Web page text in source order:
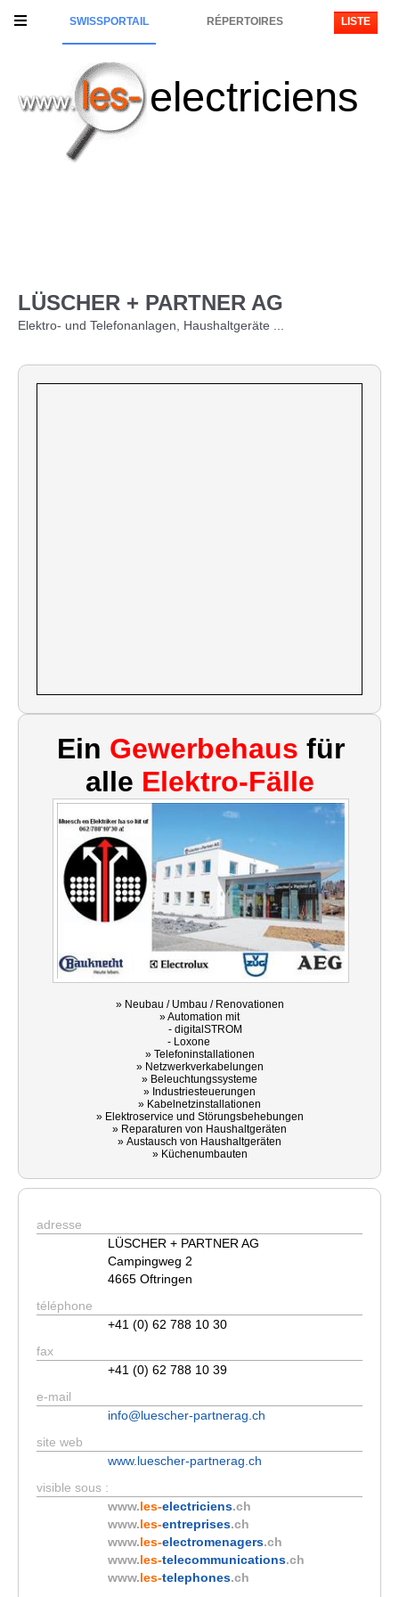
SWISSPORTAIL RÉPERTOIRES LISTE
electriciens
LÜSCHER + PARTNER AG
Elektro- und Telefonanlagen, Haushaltgeräte ...
Ein Gewerbehaus für
alle Elektro-Fälle
» Neubau / Umbau / Renovationen
» Automation mit
- digitalSTROM
- Loxone
» Telefoninstallationen
» Netzwerkverkabelungen
» Beleuchtungssysteme
» Industriesteuerungen
» Kabelnetzinstallationen
» Elektroservice und Störungsbehebungen
» Reparaturen von Haushaltgeräten
» Austausch von Haushaltgeräten
» Küchenumbauten
adresse
LÜSCHER + PARTNER AG
Campingweg 2
4665 Oftringen
téléphone
+41 (0) 62 788 10 30
fax
+41 (0) 62 788 10 39
e-mail
info@luescher-partnerag.ch
site web
www.luescher-partnerag.ch
visible sous :
www.les-electriciens.ch
www.les-entreprises.ch
www.les-electromenagers.ch
www.les-telecommunications.ch
www.les-telephones.ch